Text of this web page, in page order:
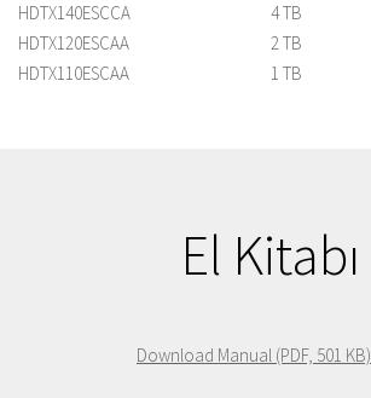
HDTX140ESCCA
4 TB
HDTX120ESCAA
2 TB
HDTX110ESCAA
1 TB
El Kitabı
Download Manual (PDF, 501 KB)